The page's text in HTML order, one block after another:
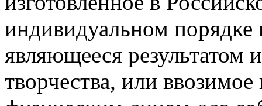
индивидуальном порядке
являющееся результатом
творчества, или